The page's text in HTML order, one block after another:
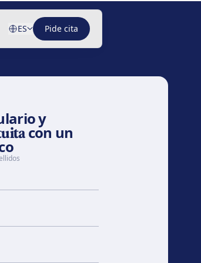
ES Pide cita
y
con un